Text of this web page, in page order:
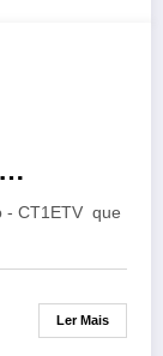
- CT1ETV que
Ler Mais